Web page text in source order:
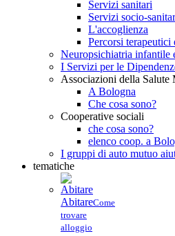
Servizi sanitari
Servizi socio-
L'accoglienza
Percorsi
Neuropsichiatria infantile
I Servizi per le
Associazioni della Salute
A Bologna
Che cosa sono?
Cooperative sociali
che cosa sono?
elenco coop. a
I gruppi di auto mutuo
tematiche
AbitareCome
trovare
alloggio